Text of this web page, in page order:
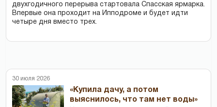
двухгодичного перерыва стартовала Спасская ярмарка.
Впервые она проходит на Ипподроме и будет идти
четыре дня вместо трех.
30 июля 2026
«Купила дачу, а потом
выяснилось, что там нет воды»